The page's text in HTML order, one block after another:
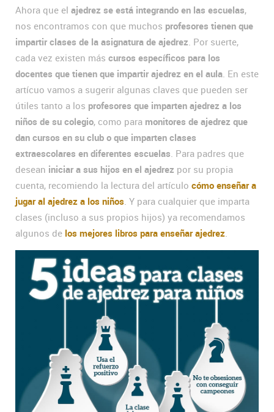
Ahora que el ajedrez se está integrando en las escuelas,
nos encontramos con que muchos profesores tienen que
impartir clases de la asignatura de ajedrez . Por suerte,
cada vez existen más cursos específicos para los
docentes que tienen que impartir ajedrez en el aula . En este
artícuo vamos a sugerir algunas claves que pueden ser
útiles tanto a los profesores que imparten ajedrez a los
niños de su colegio, como para monitores de ajedrez que
dan cursos en su club o que imparten clases
extraescolares en diferentes escuelas . Para padres que
desean iniciar a sus hijos en el ajedrez por su propia
cuenta, recomiendo la lectura del artículo cómo enseñar a
jugar al ajedrez a los niños . Y para cualquier que imparta
clases (incluso a sus propios hijos) ya recomendamos
algunos de los mejores libros para enseñar ajedrez